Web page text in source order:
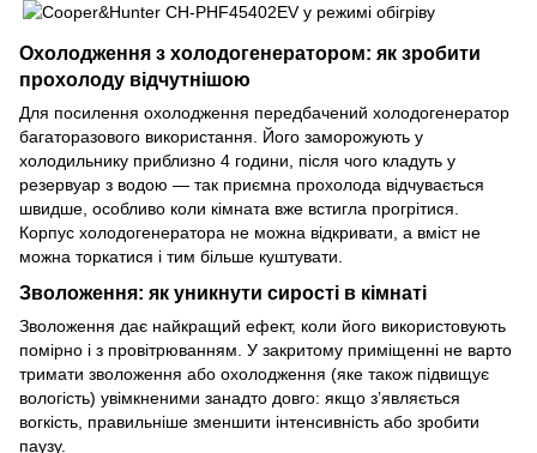
Охолодження з холодогенератором: як зробити
прохолоду відчутнішою
Для посилення охолодження передбачений холодогенератор
багаторазового використання. Його заморожують у
холодильнику приблизно 4 години, після чого кладуть у
резервуар з водою — так приємна прохолода відчувається
швидше, особливо коли кімната вже встигла прогрітися.
Корпус холодогенератора не можна відкривати, а вміст не
можна торкатися і тим більше куштувати.
Зволоження: як уникнути сирості в кімнаті
Зволоження дає найкращий ефект, коли його використовують
помірно і з провітрюванням. У закритому приміщенні не варто
тримати зволоження або охолодження (яке також підвищує
вологість) увімкненими занадто довго: якщо з’являється
вогкість, правильніше зменшити інтенсивність або зробити
паузу.